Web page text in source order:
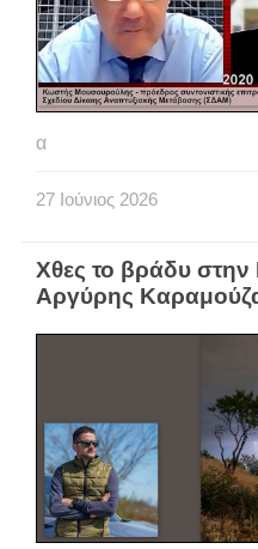
α
27 Ιούνιος 2026
Χθες το βράδυ
Αργύρης